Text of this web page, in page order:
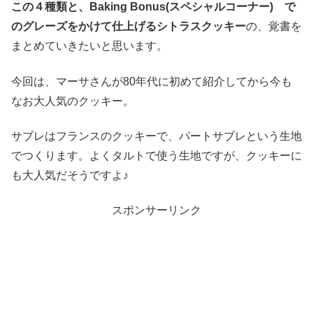
この４種類と、Baking Bonus(スペシャルコーナー) で
のグレーズをかけて仕上げるシトラスクッキーの、覚書を
まとめていきたいと思います。
今回は、マーサさんが80年代に初めて紹介してから今も
なお大人気のクッキー。
サブレはフランスのクッキーで、パートサブレという生地
でつくります。よくタルトで使う生地ですが、クッキーに
も大人気だそうですよ♪
スポンサーリンク